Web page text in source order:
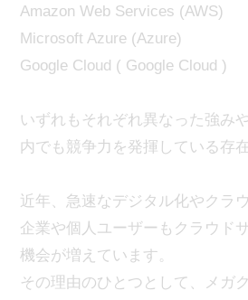
Amazon Web Services (AWS)
Microsoft Azure (Azure)
Google Cloud ( Google Cloud )
いずれもそれぞれ異なった強み
内でも競争力を発揮している存在
近年、急速なデジタル化やクラ
企業や個人ユーザーもクラウド
機会が増えています。
その理由のひとつとして、メガ